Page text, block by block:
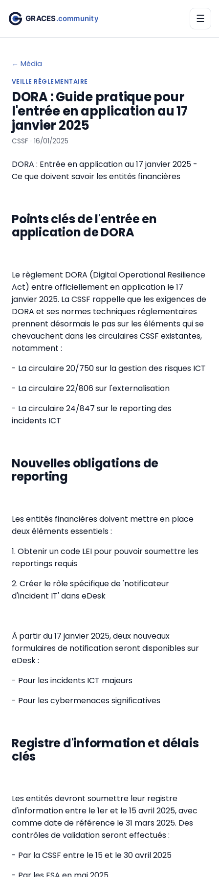
☰
← Média
VEILLE RÉGLEMENTAIRE
DORA : Guide pratique pour
l'entrée en application au 17
janvier 2025
CSSF · 16/01/2025
DORA : Entrée en application au 17 janvier 2025 -
Ce que doivent savoir les entités financières
Points clés de l'entrée en
application de DORA
Le règlement DORA (Digital Operational Resilience
Act) entre officiellement en application le 17
janvier 2025. La CSSF rappelle que les exigences de
DORA et ses normes techniques réglementaires
prennent désormais le pas sur les éléments qui se
chevauchent dans les circulaires CSSF existantes,
notamment :
- La circulaire 20/750 sur la gestion des risques ICT
- La circulaire 22/806 sur l'externalisation
- La circulaire 24/847 sur le reporting des
incidents ICT
Nouvelles obligations de
reporting
Les entités financières doivent mettre en place
deux éléments essentiels :
1. Obtenir un code LEI pour pouvoir soumettre les
reportings requis
2. Créer le rôle spécifique de 'notificateur
d'incident IT' dans eDesk
À partir du 17 janvier 2025, deux nouveaux
formulaires de notification seront disponibles sur
eDesk :
- Pour les incidents ICT majeurs
- Pour les cybermenaces significatives
Registre d'information et délais
clés
Les entités devront soumettre leur registre
d'information entre le 1er et le 15 avril 2025, avec
comme date de référence le 31 mars 2025. Des
contrôles de validation seront effectués :
- Par la CSSF entre le 15 et le 30 avril 2025